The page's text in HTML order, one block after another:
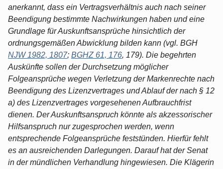
anerkannt, dass ein Vertragsverhältnis auch nach seiner
Beendigung bestimmte Nachwirkungen haben und eine
Grundlage für Auskunftsansprüche hinsichtlich der
ordnungsgemäßen Abwicklung bilden kann (vgl. BGH
NJW 1982, 1807; BGHZ 61, 176, 179). Die begehrten
Auskünfte sollen der Durchsetzung möglicher
Folgeansprüche wegen Verletzung der Markenrechte nach
Beendigung des Lizenzvertrages und Ablauf der nach § 12
a) des Lizenzvertrages vorgesehenen Aufbrauchfrist
dienen. Der Auskunftsanspruch könnte als akzessorischer
Hilfsanspruch nur zugesprochen werden, wenn
entsprechende Folgeansprüche feststünden. Hierfür fehlt
es an ausreichenden Darlegungen. Darauf hat der Senat
in der mündlichen Verhandlung hingewiesen. Die Klägerin